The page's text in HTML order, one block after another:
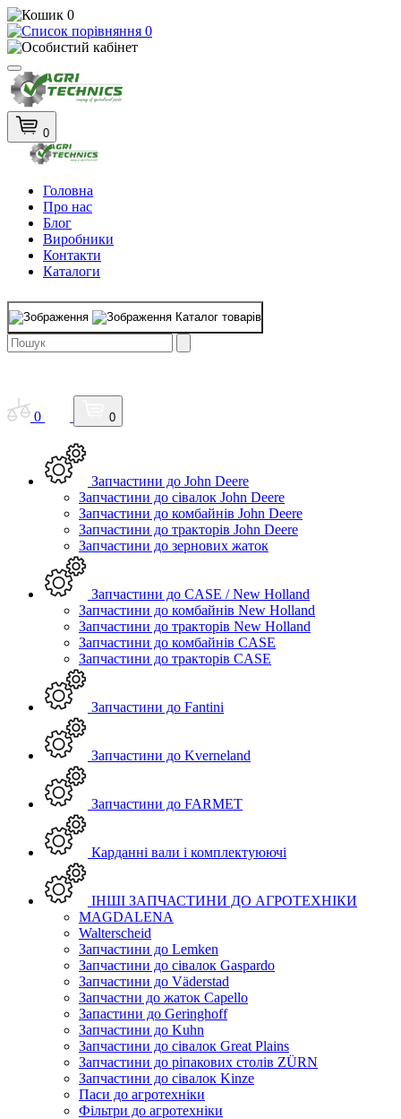
0
0
0
Головна
Про нас
Блог
Виробники
Контакти
Каталоги
Каталог товарів
0 0
Запчастини до John Deere
Запчастини до сівалок John Deere
Запчастини до комбайнів John Deere
Запчастини до тракторів John Deere
Запчастини до зернових жаток
Запчастини до CASE / New Holland
Запчастини до комбайнів New Holland
Запчастини до тракторів New Holland
Запчастини до комбайнів CASE
Запчастини до тракторів CASE
Запчастини до Fantini
Запчастини до Kverneland
Запчастини до FARMET
Карданні вали і комплектуюючі
ІНШІ ЗАПЧАСТИНИ ДО АГРОТЕХНІКИ
MAGDALENA
Walterscheid
Запчастини до Lemken
Запчастини до сівалок Gaspardo
Запчастини до Väderstad
Запчастни до жаток Capello
Запастини до Geringhoff
Запчастини до Kuhn
Запчастини до сівалок Great Plains
Запчастини до ріпакових столів ZÜRN
Запчастини до сівалок Kinze
Паси до агротехніки
Фільтри до агротехніки